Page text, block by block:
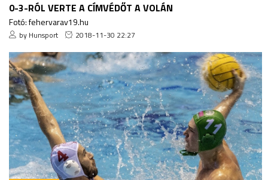
0-3-RÓL VERTE A CÍMVÉDŐT A VOLÁN
Fotó: fehervarav19.hu
by Hunsport 2018-11-30 22:27